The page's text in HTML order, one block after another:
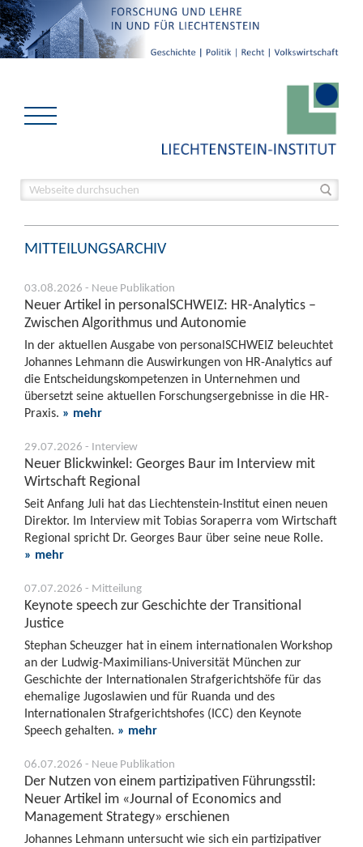
MITTEILUNGSARCHIV
03.08.2026 - Neue Publikation
Neuer Artikel in personalSCHWEIZ: HR-Analytics –
Zwischen Algorithmus und Autonomie
In der aktuellen Ausgabe von personalSCHWEIZ beleuchtet
Johannes Lehmann die Auswirkungen von HR-Analytics auf
die Entscheidungskompetenzen in Unternehmen und
übersetzt seine aktuellen Forschungsergebnisse in die HR-
Praxis. » mehr
29.07.2026 - Interview
Neuer Blickwinkel: Georges Baur im Interview mit
Wirtschaft Regional
Seit Anfang Juli hat das Liechtenstein-Institut einen neuen
Direktor. Im Interview mit Tobias Soraperra vom Wirtschaft
Regional spricht Dr. Georges Baur über seine neue Rolle.
» mehr
07.07.2026 - Mitteilung
Keynote speech zur Geschichte der Transitional
Justice
Stephan Scheuzger hat in einem internationalen Workshop
an der Ludwig-Maximilians-Universität München zur
Geschichte der Internationalen Strafgerichtshöfe für das
ehemalige Jugoslawien und für Ruanda und des
Internationalen Strafgerichtshofes (ICC) den Keynote
Speech gehalten. » mehr
06.07.2026 - Neue Publikation
Der Nutzen von einem partizipativen Führungsstil:
Neuer Artikel im «Journal of Economics and
Management Strategy» erschienen
Johannes Lehmann untersucht wie sich ein partizipativer